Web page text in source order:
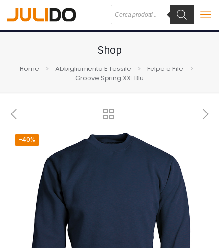
Shop
Home Abbigliamento E Tessile
Felpe e Pile
Groove Spring XXL Blu
-40%